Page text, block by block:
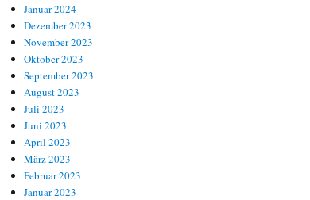
Januar 2024
Dezember 2023
November 2023
Oktober 2023
September 2023
August 2023
Juli 2023
Juni 2023
April 2023
März 2023
Februar 2023
Januar 2023